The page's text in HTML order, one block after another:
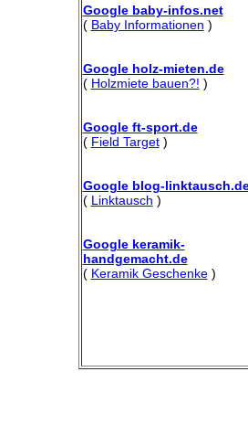
Google baby-infos.net
( Baby Informationen )
Google holz-mieten.de
( Holzmiete bauen?! )
Google ft-sport.de
( Field Target)
Google blog-
( Linktausch )
Google keramik-
handgemacht.de
( Keramik Geschenke)